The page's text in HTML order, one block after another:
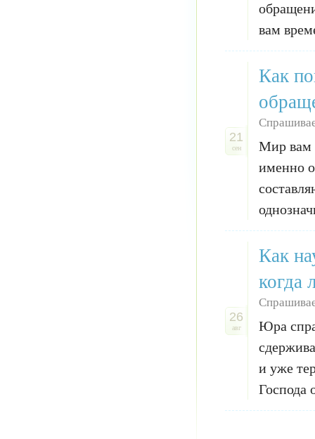
вам
21
сен
Как
Мир вам
именно
26
авг
Как
когда
Юра
и уже
Господа